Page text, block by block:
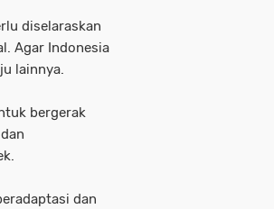
diselaraskan
Agar Indonesia
lainnya.
bergerak
dan